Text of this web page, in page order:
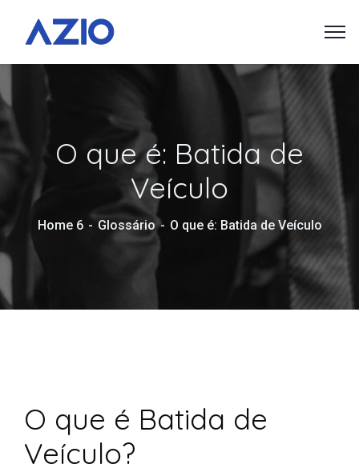
O que é: Batida de
Veículo
Home 6 Glossário O que é: Batida de Veículo
O que é Batida de
Veículo?